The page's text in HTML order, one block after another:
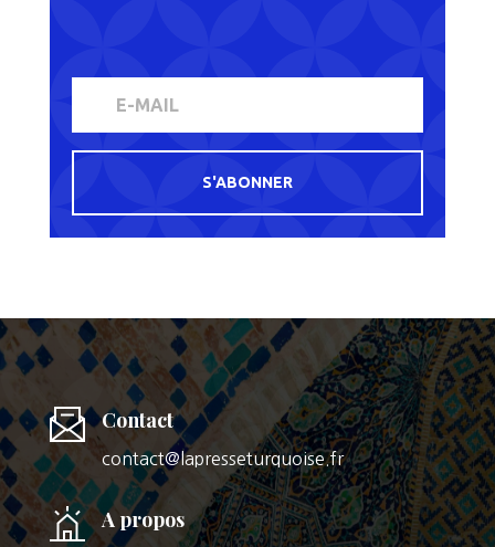
S'ABONNER
Contact
contact@lapresseturquoise.fr
A propos